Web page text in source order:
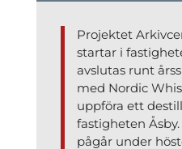
Projektet
startar i
avslutas runt
med Nordic
uppföra ett
fastigheten
pågår under